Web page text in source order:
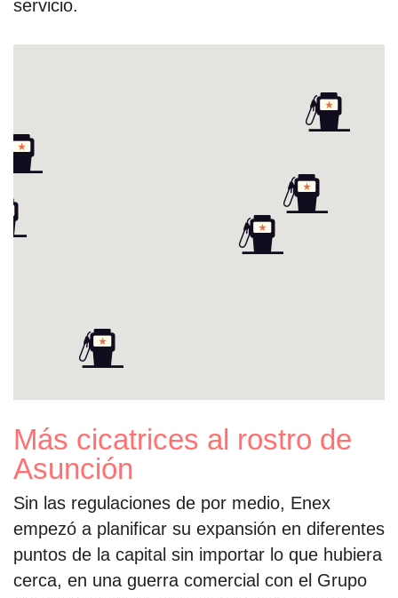
servicio.
Más cicatrices al rostro de
Asunción
Sin las regulaciones de por medio, Enex
empezó a planificar su expansión en diferentes
puntos de la capital sin importar lo que hubiera
cerca, en una guerra comercial con el Grupo